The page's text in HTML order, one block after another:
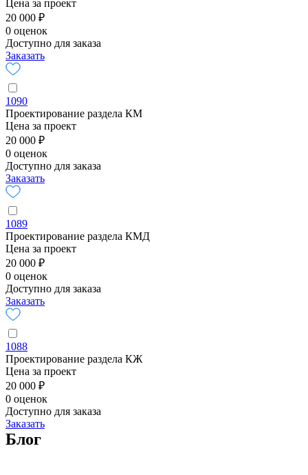
Цена за проект
20 000 ₽
0 оценок
Доступно для заказа
Заказать
1090
Проектирование раздела КМ
Цена за проект
20 000 ₽
0 оценок
Доступно для заказа
Заказать
1089
Проектирование раздела КМД
Цена за проект
20 000 ₽
0 оценок
Доступно для заказа
Заказать
1088
Проектирование раздела КЖ
Цена за проект
20 000 ₽
0 оценок
Доступно для заказа
Заказать
Блог